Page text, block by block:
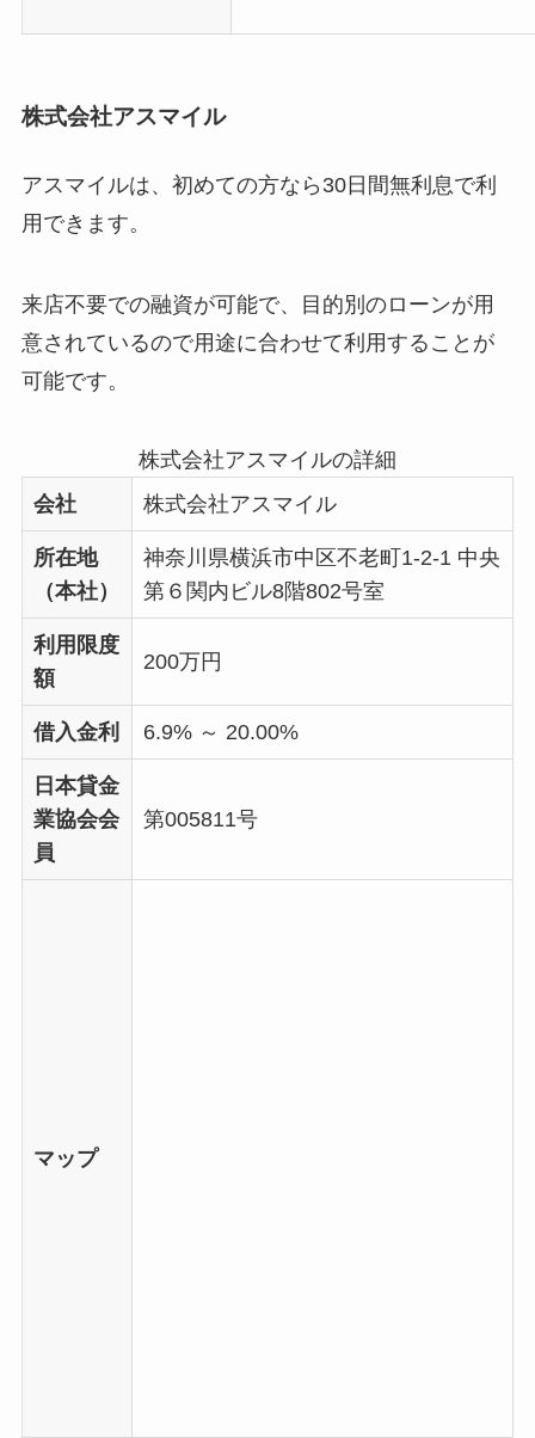
株式会社アスマイル
アスマイルは、初めての方なら30日間無利息で利
用できます。
来店不要での融資が可能で、目的別のローンが用
意されているので用途に合わせて利用することが
可能です。
株式会社アスマイルの詳細
会社
株式会社アスマイル
所在地
（本社）
神奈川県横浜市中区不老町1-2-1 中央
第６関内ビル8階802号室
利用限度
額
200万円
借入金利 6.9% ～ 20.00%
日本貸金
業協会会
員
第005811号
マップ